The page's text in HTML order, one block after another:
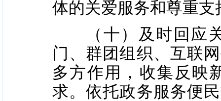
体的关爱服务和尊重
（十）及时回应关
门、群团组织、互联
多方作用，收集反映
求。依托政务服务便